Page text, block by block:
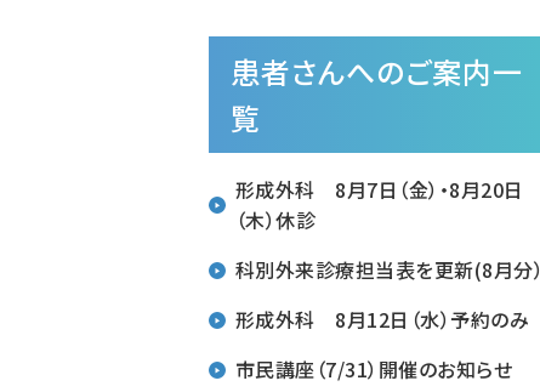
患者さんへのご案内一
覧
形成外科 8月7日（金）・8月20日
（木）休診
科別外来診療担当表を更新(8月分）
形成外科 8月12日（水）予約のみ
市民講座（7/31）開催のお知らせ